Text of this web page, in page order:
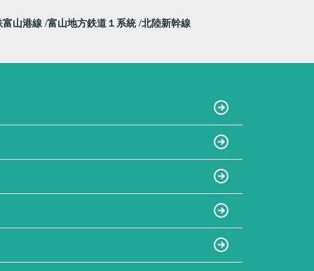
富山港線 富山地方鉄道１系統 北陸新幹線